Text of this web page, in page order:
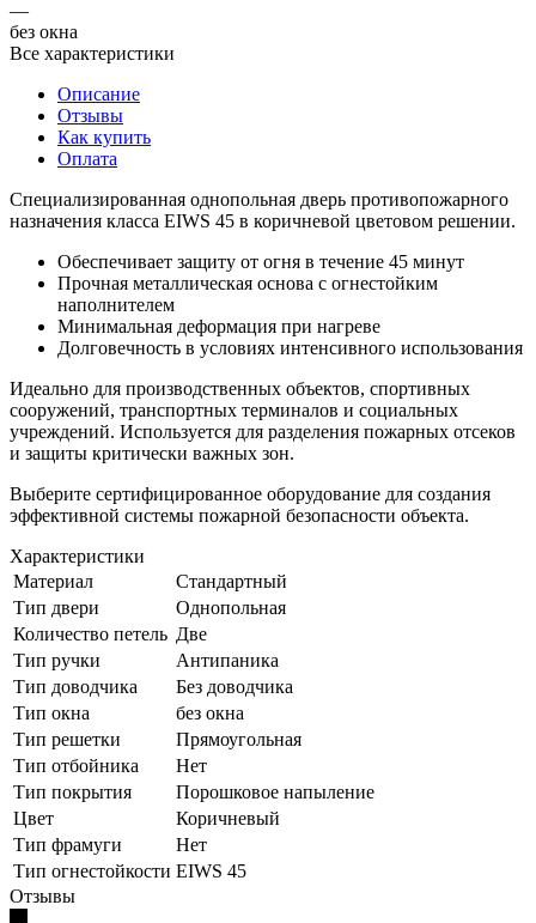
—
без окна
Все характеристики
Описание
Отзывы
Как купить
Оплата
Специализированная однопольная дверь противопожарного
назначения класса EIWS 45 в коричневой цветовом решении.
Обеспечивает защиту от огня в течение 45 минут
Прочная металлическая основа с огнестойким
наполнителем
Минимальная деформация при нагреве
Долговечность в условиях интенсивного использования
Идеально для производственных объектов, спортивных
сооружений, транспортных терминалов и социальных
учреждений. Используется для разделения пожарных отсеков
и защиты критически важных зон.
Выберите сертифицированное оборудование для создания
эффективной системы пожарной безопасности объекта.
Характеристики
Материал
Стандартный
Тип двери
Однопольная
Количество петель Две
Тип ручки
Антипаника
Тип доводчика
Без доводчика
Тип окна
без окна
Тип решетки
Прямоугольная
Тип отбойника
Нет
Тип покрытия
Порошковое напыление
Цвет
Коричневый
Тип фрамуги
Нет
Тип огнестойкости EIWS 45
Отзывы